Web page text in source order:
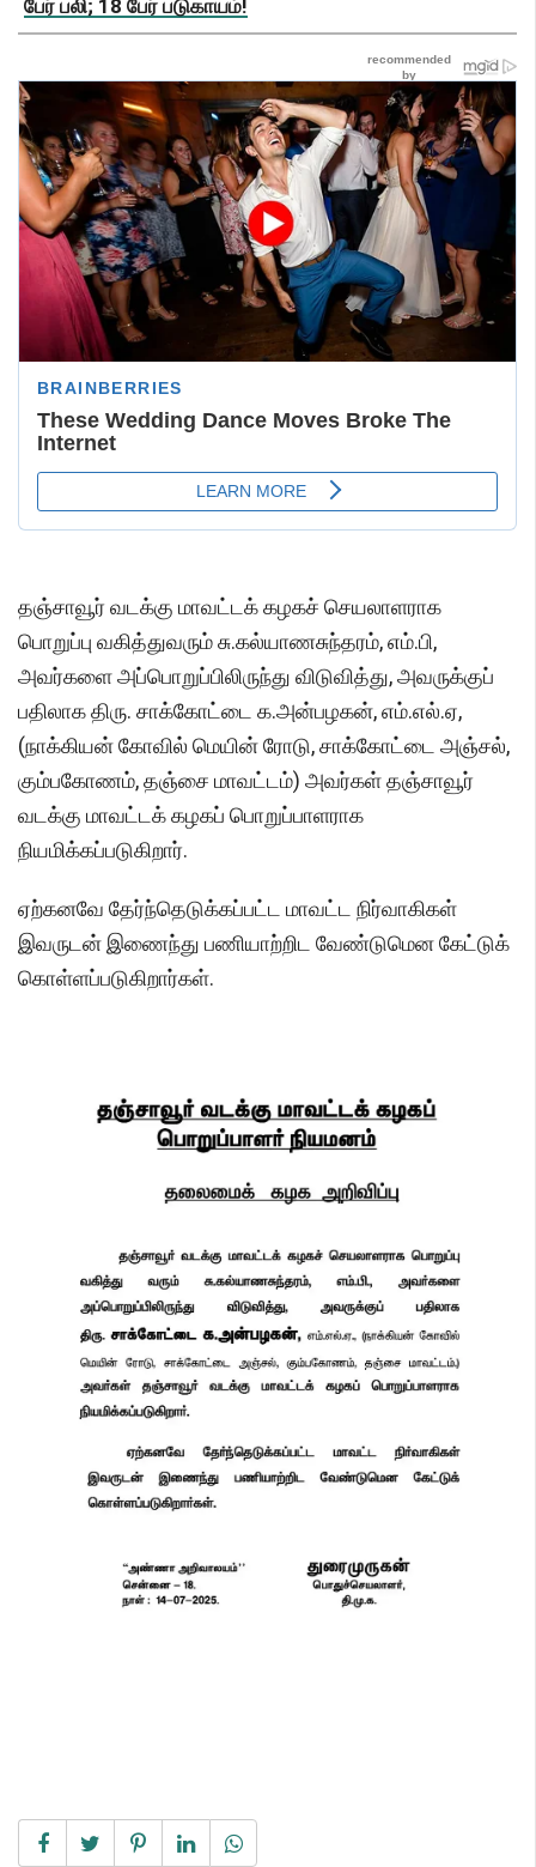
பேர் பலி; 18 பேர் படுகாயம்!
தஞ்சாவூர் வடக்கு மாவட்டக் கழகச் செயலாளராக
பொறுப்பு வகித்துவரும் சு.கல்யாணசுந்தரம், எம்.பி,
அவர்களை அப்பொறுப்பிலிருந்து விடுவித்து, அவருக்குப்
பதிலாக திரு. சாக்கோட்டை க.அன்பழகன், எம்.எல்.ஏ,
(நாக்கியன் கோவில் மெயின் ரோடு, சாக்கோட்டை அஞ்சல்,
கும்பகோணம், தஞ்சை மாவட்டம்) அவர்கள் தஞ்சாவூர்
வடக்கு மாவட்டக் கழகப் பொறுப்பாளராக
நியமிக்கப்படுகிறார்.
ஏற்கனவே தேர்ந்தெடுக்கப்பட்ட மாவட்ட நிர்வாகிகள்
இவருடன் இணைந்து பணியாற்றிட வேண்டுமென கேட்டுக்
கொள்ளப்படுகிறார்கள்.